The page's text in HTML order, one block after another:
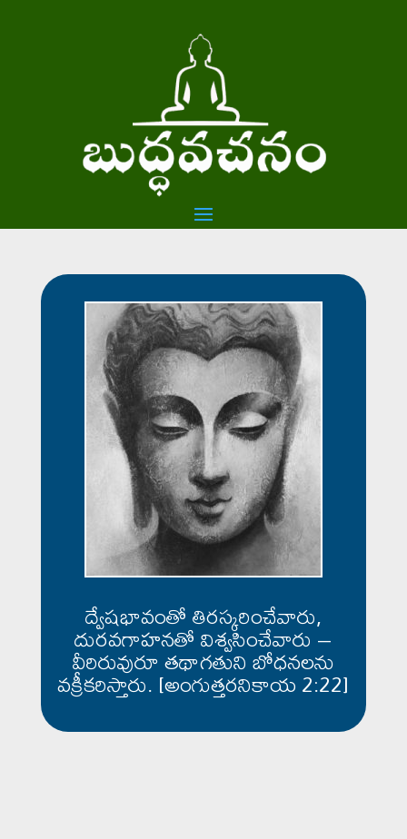
ద్వేషభావంతో తిరస్కరించేవారు,
దురవగాహనతో విశ్వసించేవారు –
వీరిరువురూ తథాగతుని బోధనలను
వక్రీకరిస్తారు. [అంగుత్తరనికాయ 2:22]